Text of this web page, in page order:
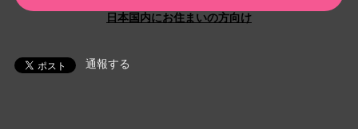
日本国内にお住まいの方向け
通報する